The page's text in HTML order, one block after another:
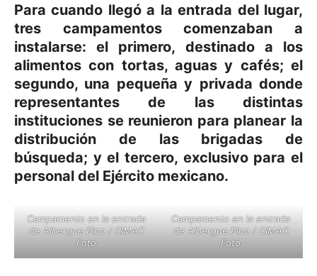
Para cuando llegó a la entrada del lugar,
tres campamentos comenzaban a
instalarse: el primero, destinado a los
alimentos con tortas, aguas y cafés; el
segundo, una pequeña y privada donde
representantes de las distintas
instituciones se reunieron para planear la
distribución de las brigadas de
búsqueda; y el tercero, exclusivo para el
personal del Ejército mexicano.
Campamento en la entrada
de Albergue Pino / CIMAC
Foto
Campamento en la entrada
de Albergue Pino / CIMAC
Foto